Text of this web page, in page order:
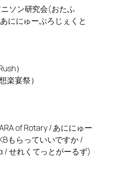
ソン研究会(おたふ
ににゅーぷろじぇくと
）
楽宴祭）
of Rotary / あににゅー
もらっていいですか /
/ せれくてっとがーるず)